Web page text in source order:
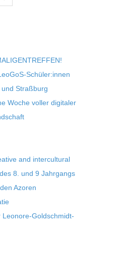
Schüler:innen
Straßburg
Woche vol­ler digi­ta­ler
and inter­cul­tu­ral
8. und 9 Jahr­gangs
Azoren
Leonore-Goldschmidt-